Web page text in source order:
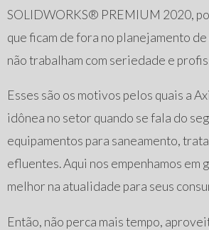
SOLIDWORKS® PREMIUM 2020,
que ficam de fora no planejamento
não trabalham com seriedade e
Esses são os motivos pelos quais a
idônea no setor quando se fala do
equipamentos para saneamento,
efluentes. Aqui nos empenhamos em
melhor na atualidade para seus
Então, não perca mais tempo,